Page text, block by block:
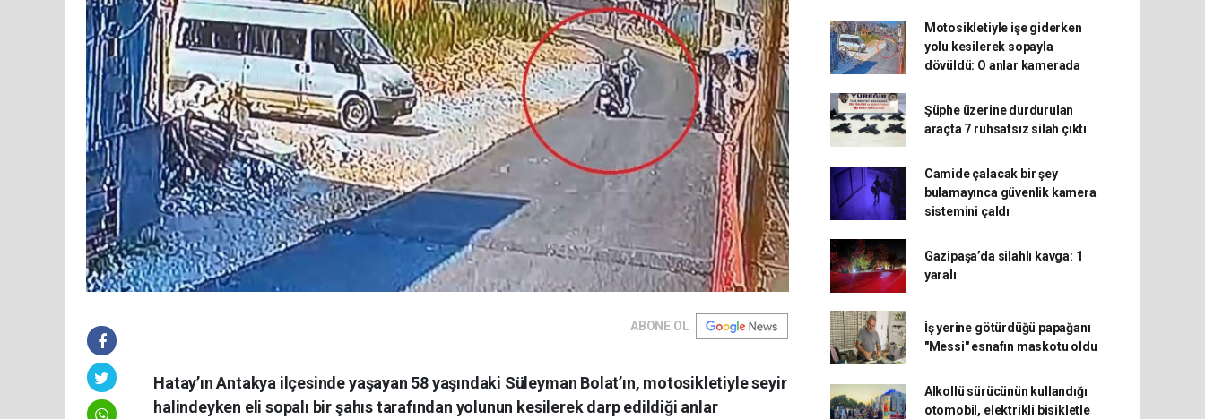
ABONE OL
Hatay’ın Antakya ilçesinde yaşayan 58 yaşındaki Süleyman Bolat’ın, motosikletiyle seyir
halindeyken eli sopalı bir şahıs tarafından yolunun kesilerek darp edildiği anlar
Motosikletiyle işe giderken
yolu kesilerek sopayla
dövüldü: O anlar kamerada
Şüphe üzerine durdurulan
araçta 7 ruhsatsız silah çıktı
Camide çalacak bir şey
bulamayınca güvenlik kamera
sistemini çaldı
Gazipaşa’da silahlı kavga: 1
yaralı
İş yerine götürdüğü papağanı
"Messi" esnafın maskotu oldu
Alkollü sürücünün kullandığı
otomobil, elektrikli bisikletle